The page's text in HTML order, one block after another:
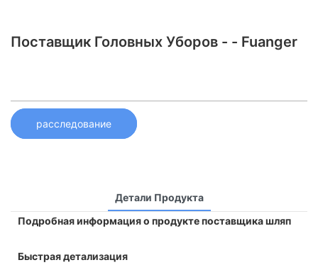
Поставщик Головных Уборов - - Fuanger
расследование
Детали Продукта
Подробная информация о продукте поставщика шляп
Быстрая детализация